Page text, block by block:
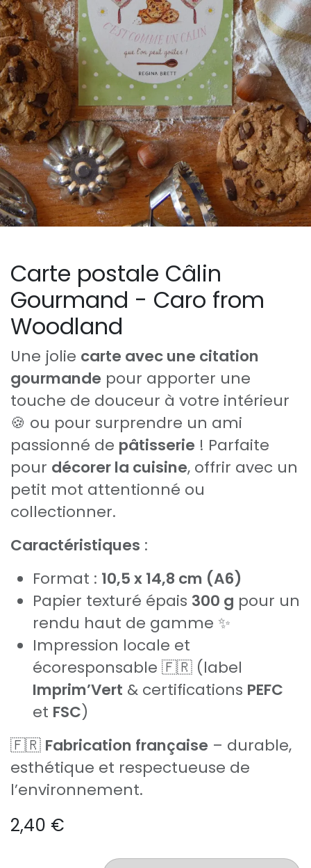
Carte postale Câlin
Gourmand - Caro from
Woodland
Une jolie carte avec une citation
gourmande pour apporter une
touche de douceur à votre intérieur
🍪 ou pour surprendre un ami
passionné de pâtisserie ! Parfaite
pour décorer la cuisine, offrir avec un
petit mot attentionné ou
collectionner.
Caractéristiques :
Format : 10,5 x 14,8 cm (A6)
Papier texturé épais 300 g pour un
rendu haut de gamme ✨
Impression locale et
écoresponsable 🇫🇷 (label
Imprim’Vert & certifications PEFC
et FSC)
🇫🇷 Fabrication française – durable,
esthétique et respectueuse de
l’environnement.
2,40 €